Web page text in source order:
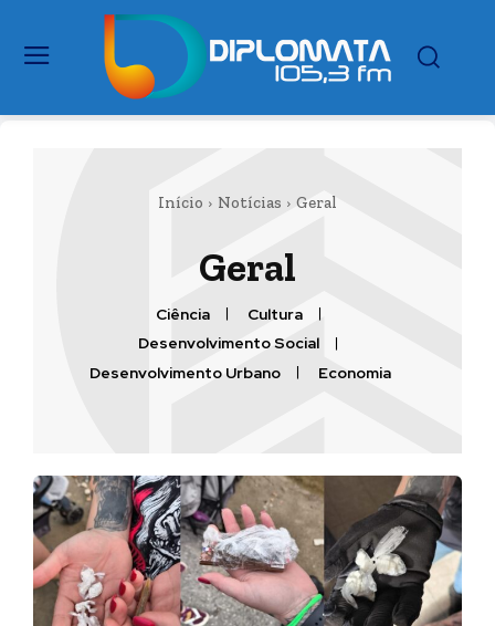
Início Notícias Geral
Geral
Ciência
Cultura
Desenvolvimento Social
Desenvolvimento Urbano
Economia